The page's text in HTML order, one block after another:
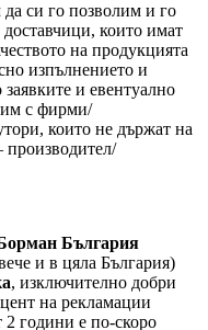
си го позволим и го
които имат
на продукцията
изпълнението и
заявките и евентуално
с фирми/
които не държат на
производител/
България
и в цяла България)
, изключително добри
на рекламации
2 години е по-скоро